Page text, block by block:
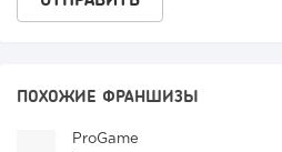
ПОХОЖИЕ ФРАНШИЗЫ
ProGame